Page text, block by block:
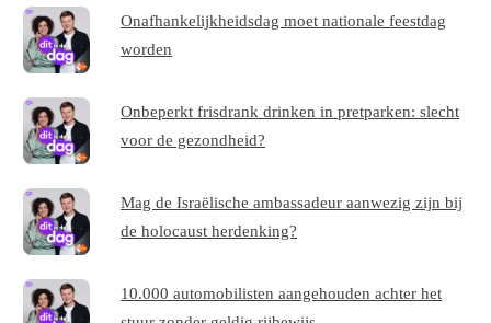
Onafhankelijkheidsdag moet nationale feestdag
worden
Onbeperkt frisdrank drinken in pretparken: slecht
voor de gezondheid?
Mag de Israëlische ambassadeur aanwezig zijn bij
de holocaust herdenking?
10.000 automobilisten aangehouden achter het